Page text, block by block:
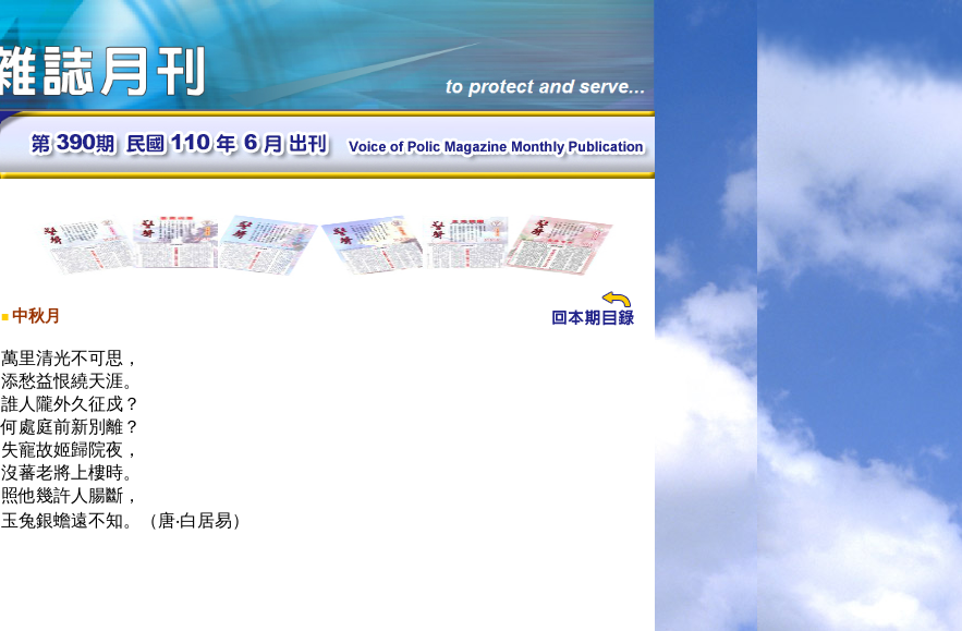
■ 中秋月
萬里清光不可思，
添愁益恨繞天涯。
誰人隴外久征戍？
何處庭前新別離？
失寵故姬歸院夜，
沒蕃老將上樓時。
照他幾許人腸斷，
玉兔銀蟾遠不知。（唐‧白居易）